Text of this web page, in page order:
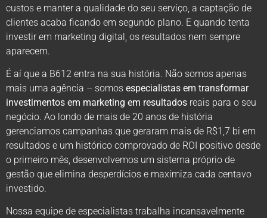
custos e manter a qualidade do seu serviço, a captação de
clientes acaba ficando em segundo plano. E quando tenta
investir em marketing digital, os resultados nem sempre
aparecem.
É aí que a B612 entra na sua história. Não somos apenas
mais uma agência – somos especialistas em transformar
investimentos em marketing em resultados reais para o seu
negócio. Ao londo de mais de 20 anos de história
gerenciamos campanhas que geraram mais de R$1,7 bi em
resultados e um histórico comprovado de ROI positivo desde
o primeiro mês, desenvolvemos um sistema próprio de
gestão que elimina desperdícios e maximiza cada centavo
investido.
Nossa equipe de especialistas trabalha incansavelmente